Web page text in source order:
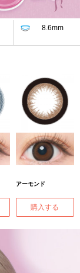
8.6mm
アーモンド
購入する